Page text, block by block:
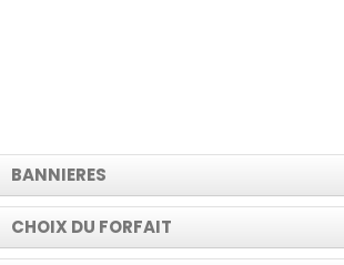
BANNIERES
CHOIX DU FORFAIT